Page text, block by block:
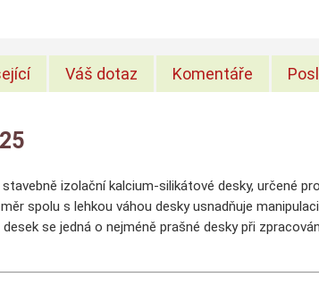
Váš dotaz Komentáře
izolační kalcium-silikátové desky, určené
spolu s lehkou váhou desky usnadňuje
se jedná o nejméně prašné desky při